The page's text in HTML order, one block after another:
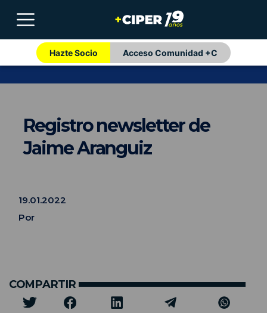
Hazte Socio Acceso Comunidad +C
Registro newsletter de
Jaime Aranguiz
19.01.2022
Por
COMPARTIR